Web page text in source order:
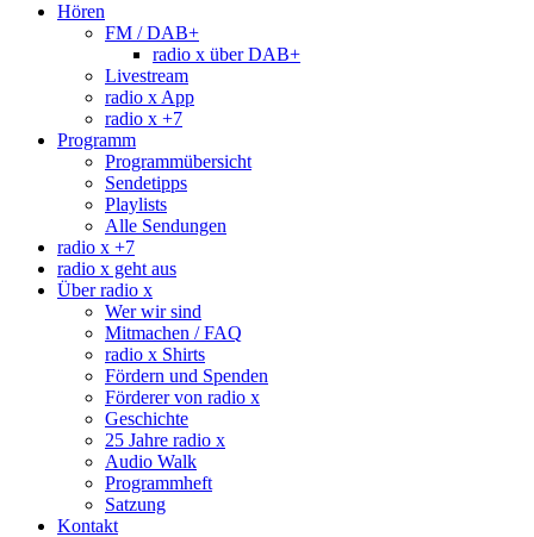
Hören
FM / DAB+
radio x über DAB+
Livestream
radio x App
radio x +7
Programm
Programmübersicht
Sendetipps
Playlists
Alle Sendungen
radio x +7
radio x geht aus
Über radio x
Wer wir sind
Mitmachen / FAQ
radio x Shirts
Fördern und Spenden
Förderer von radio x
Geschichte
25 Jahre radio x
Audio Walk
Programmheft
Satzung
Kontakt